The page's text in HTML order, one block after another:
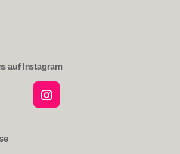
auf Instagram
I